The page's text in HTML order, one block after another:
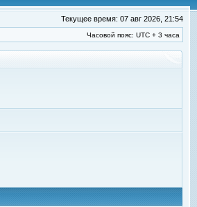
Текущее время: 07 авг 2026, 21:54
Часовой пояс: UTC + 3 часа